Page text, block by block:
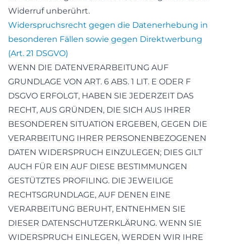
Widerruf unberührt.
Widerspruchsrecht gegen die Datenerhebung in
besonderen Fällen sowie gegen Direktwerbung
(Art. 21 DSGVO)
WENN DIE DATENVERARBEITUNG AUF
GRUNDLAGE VON ART. 6 ABS. 1 LIT. E ODER F
DSGVO ERFOLGT, HABEN SIE JEDERZEIT DAS
RECHT, AUS GRÜNDEN, DIE SICH AUS IHRER
BESONDEREN SITUATION ERGEBEN, GEGEN DIE
VERARBEITUNG IHRER PERSONENBEZOGENEN
DATEN WIDERSPRUCH EINZULEGEN; DIES GILT
AUCH FÜR EIN AUF DIESE BESTIMMUNGEN
GESTÜTZTES PROFILING. DIE JEWEILIGE
RECHTSGRUNDLAGE, AUF DENEN EINE
VERARBEITUNG BERUHT, ENTNEHMEN SIE
DIESER DATENSCHUTZERKLÄRUNG. WENN SIE
WIDERSPRUCH EINLEGEN, WERDEN WIR IHRE